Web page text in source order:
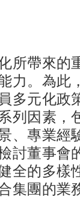
所帶來的
力。為此
多元化政
列因素，
、專業經
討董事會
全的多樣
集團的業